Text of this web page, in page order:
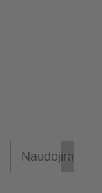
Naudojimas